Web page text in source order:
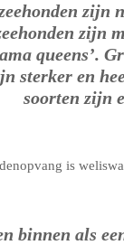
zijn
zijn
queens’.
sterker en
soorten zijn
is
binnen als